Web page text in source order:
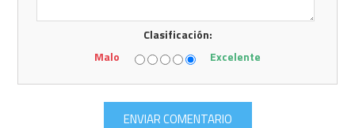
Clasificación:
Malo
Excelente